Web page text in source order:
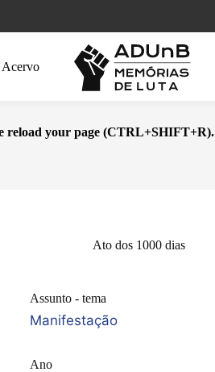
Acervo
reload your page (CTRL+SHIFT+R).
Ato dos 1000 dias
Assunto - tema
Manifestação
Ano